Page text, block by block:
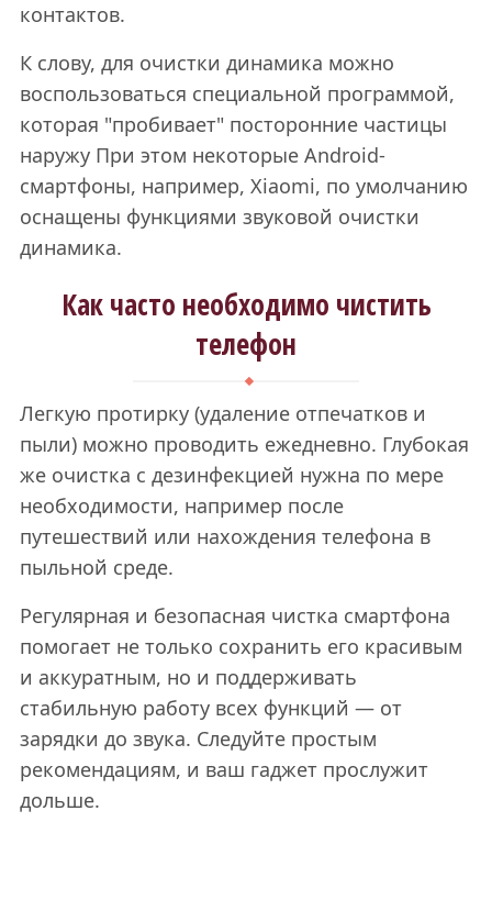
контактов.
К слову, для очистки динамика можно
воспользоваться специальной программой,
которая "пробивает" посторонние частицы
наружу При этом некоторые Android-
смартфоны, например, Xiaomi, по умолчанию
оснащены функциями звуковой очистки
динамика.
Как часто необходимо чистить
телефон
Легкую протирку (удаление отпечатков и
пыли) можно проводить ежедневно. Глубокая
же очистка с дезинфекцией нужна по мере
необходимости, например после
путешествий или нахождения телефона в
пыльной среде.
Регулярная и безопасная чистка смартфона
помогает не только сохранить его красивым
и аккуратным, но и поддерживать
стабильную работу всех функций — от
зарядки до звука. Следуйте простым
рекомендациям, и ваш гаджет прослужит
дольше.